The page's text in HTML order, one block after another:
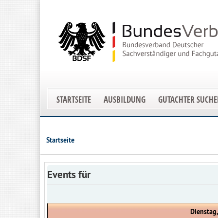
STARTSEITE AUSBILDUNG GUTACHTER
Startseite
Events für